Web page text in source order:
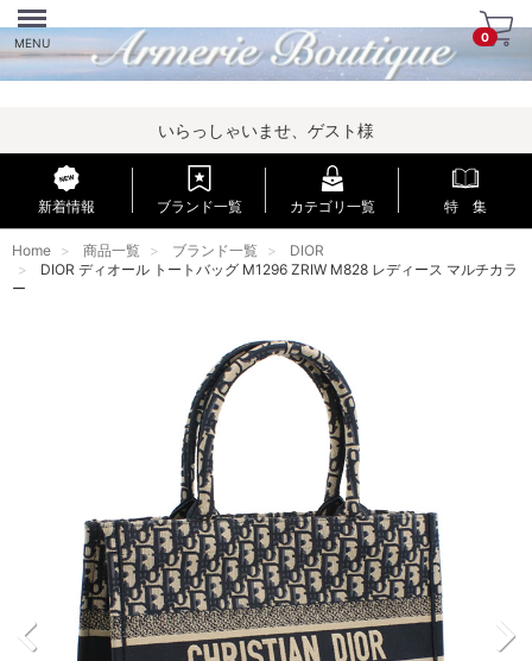
Menu
MENU 0
いらっしゃいませ、ゲスト様
新着情報 ブランド一覧 カテゴリ一覧 特 集
Home 商品一覧 ブランド一覧
DIOR
DIOR ディオール トートバッグ M1296 ZRIW M828 レディース マルチカラ
ー